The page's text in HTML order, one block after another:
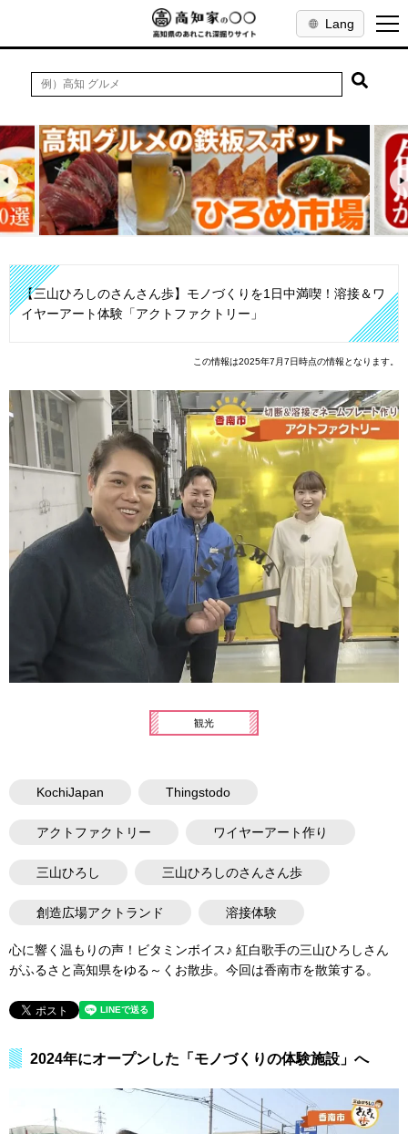
Lang
【三山ひろしのさんさん歩】モノづくりを1日中満喫！溶接＆ワ
イヤーアート体験「アクトファクトリー」
この情報は2025年7月7日時点の情報となります。
観光
KochiJapan Thingstodo
アクトファクトリー ワイヤーアート作り
三山ひろし 三山ひろしのさんさん歩
創造広場アクトランド 溶接体験
心に響く温もりの声！ビタミンボイス♪ 紅白歌手の三山ひろしさん
がふるさと高知県をゆる～くお散歩。今回は香南市を散策する。
2024年にオープンした「モノづくりの体験施設」へ